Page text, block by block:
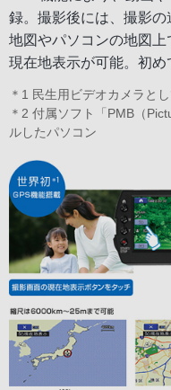
録。撮影後には、撮影
地図やパソコンの地図
現在地表示が可能。初め
＊1 民生用ビデオカメラと
＊2 付属ソフト「PMB（
ルしたパソコン